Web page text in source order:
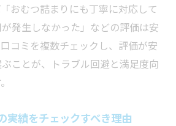
おむつ詰まりにも丁寧に対応して
発生しなかった」などの評価は安
コミを複数チェックし、評価が安
ことが、トラブル回避と満足度向
実績をチェックすべき理由